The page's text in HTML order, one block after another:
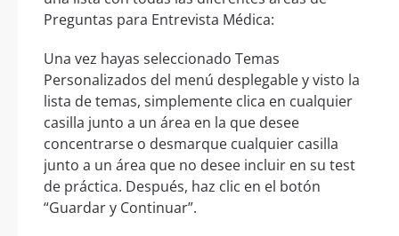
Preguntas para Entrevista Médica:
Una vez hayas seleccionado Temas
Personalizados del menú desplegable y visto la
lista de temas, simplemente clica en cualquier
casilla junto a un área en la que desee
concentrarse o desmarque cualquier casilla
junto a un área que no desee incluir en su test
de práctica. Después, haz clic en el botón
“Guardar y Continuar”.